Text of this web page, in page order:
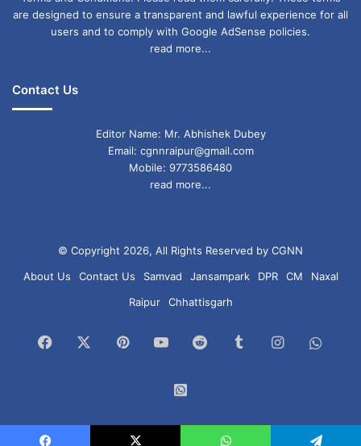
are designed to ensure a transparent and lawful experience for all
users and to comply with Google AdSense policies.
read more...
Contact Us
Editor Name: Mr. Abhishek Dubey
Email: cgnnraipur@gmail.com
Mobile: 9773586480
read more...
© Copyright 2026, All Rights Reserved by CGNN
About Us
Contact Us Samvad Jansampark DPR CM
Naxal
Raipur
Chhattisgarh
Facebook PinterestYouTubeReddit TumblrInstagram
Group